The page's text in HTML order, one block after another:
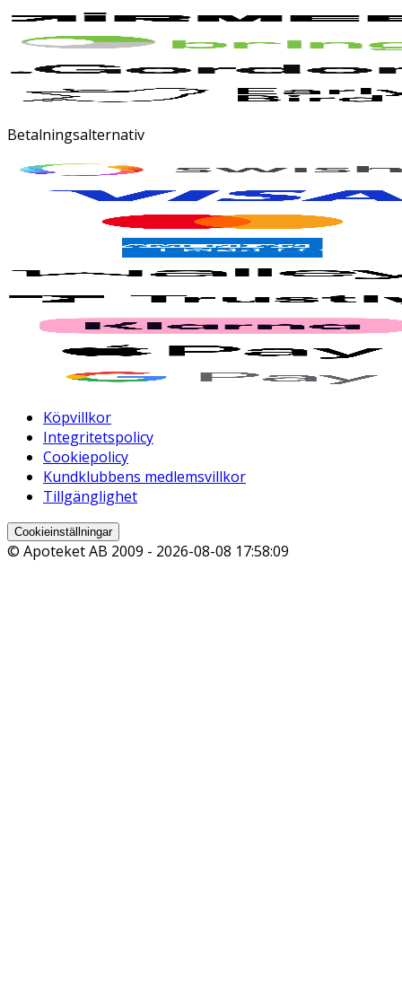
Betalningsalternativ
Köpvillkor
Integritetspolicy
Cookiepolicy
Kundklubbens medlemsvillkor
Tillgänglighet
Cookieinställningar
© Apoteket AB 2009 - 2026-08-08 17:58:09